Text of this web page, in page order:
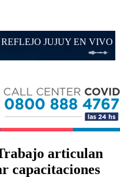
articulan
capacitaciones